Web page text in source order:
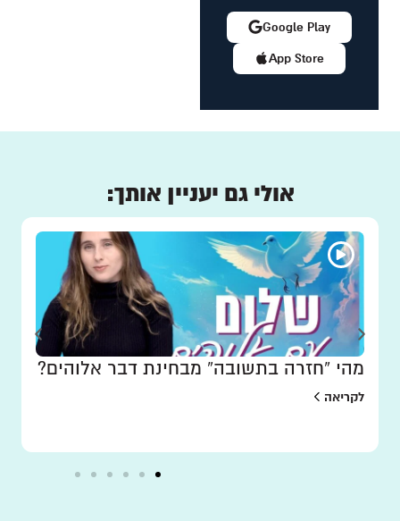
App Store
Google Play
אולי גם יעניין אותך:
מהי “חזרה בתשובה” מבחינת דבר אלוהים?
לקריאה